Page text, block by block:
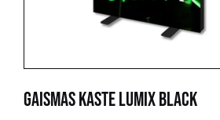
Gaismas kaste LUMIX Black